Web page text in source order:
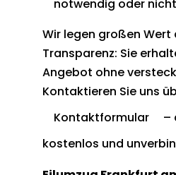
notwendig oder nicht
Wir legen großen Wert
Transparenz: Sie
Angebot ohne
Kontaktieren Sie uns
Kontaktformular
–
kostenlos und